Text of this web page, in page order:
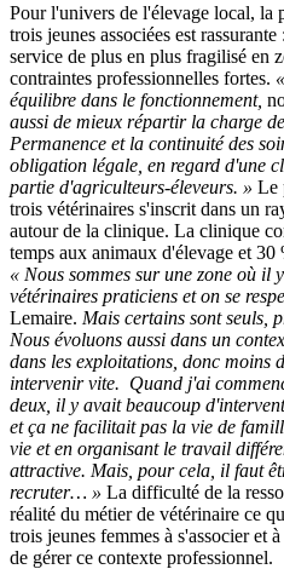
Pour l'univers de l'élevage local, la
trois jeunes associées est
service de plus en plus fragilisé en
contraintes professionnelles fortes.
équilibre dans le fonctionnement,
aussi de mieux répartir la charge
Permanence et la continuité des
obligation légale, en regard d'une
partie d'agriculteurs-éleveurs. » Le
trois vétérinaires s'inscrit dans un
autour de la clinique. La clinique
temps aux animaux d'élevage et
« Nous sommes sur une zone où il
vétérinaires praticiens et on se
Lemaire. Mais certains sont seuls,
Nous évoluons aussi dans un
dans les exploitations, donc moins
intervenir vite. Quand j'ai
deux, il y avait beaucoup
et ça ne facilitait pas la vie de
vie et en organisant le travail
attractive. Mais, pour cela, il faut
recruter… » La difficulté de la
réalité du métier de vétérinaire ce
trois jeunes femmes à s'associer et
de gérer ce contexte professionnel.